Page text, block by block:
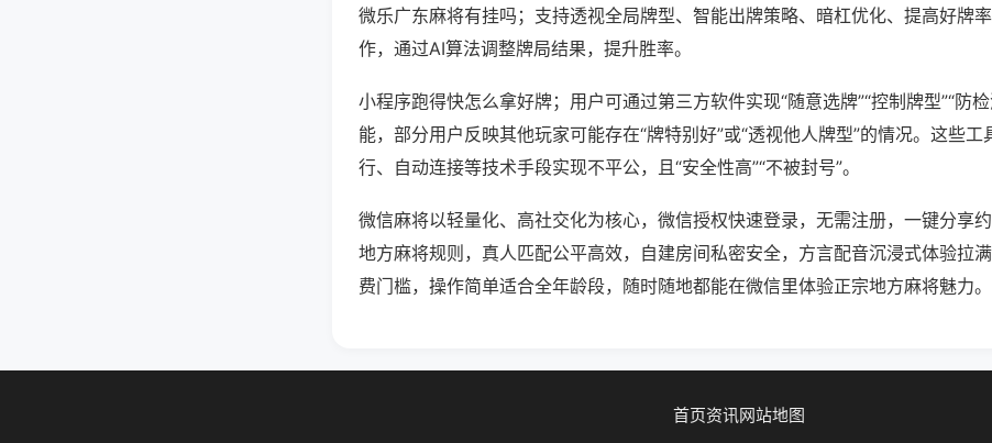
微乐广东麻将有挂吗；支持透视全局牌型、智能出牌策略、暗杠优化、提高好牌
作，通过AI算法调整牌局结果，提升胜率。
小程序跑得快怎么拿好牌；用户可通过第三方软件实现“随意选牌”“控制牌型”“防
能，部分用户反映其他玩家可能存在“牌特别好”或“透视他人牌型”的情况。这些工
行、自动连接等技术手段实现不平公，且“安全性高”“不被封号”。
微信麻将以轻量化、高社交化为核心，微信授权快速登录，无需注册，一键分享
地方麻将规则，真人匹配公平高效，自建房间私密安全，方言配音沉浸式体验拉
费门槛，操作简单适合全年龄段，随时随地都能在微信里体验正宗地方麻将魅力。
首页资讯网站地图